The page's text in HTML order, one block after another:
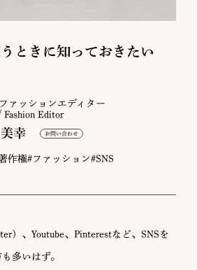
ときに知っておきたい
ァッションエディター
Fashion Editor
幸
作権#ファッション#SNS
）、Youtube、Pinterestなど、SNSを
多いはず。